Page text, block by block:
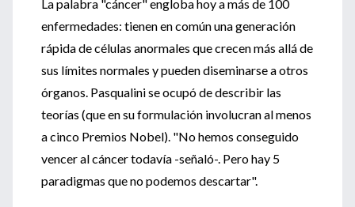
La palabra "cáncer" engloba hoy a más de 100
enfermedades: tienen en común una generación
rápida de células anormales que crecen más allá de
sus límites normales y pueden diseminarse a otros
órganos. Pasqualini se ocupó de describir las
teorías (que en su formulación involucran al menos
a cinco Premios Nobel). "No hemos conseguido
vencer al cáncer todavía -señaló-. Pero hay 5
paradigmas que no podemos descartar".